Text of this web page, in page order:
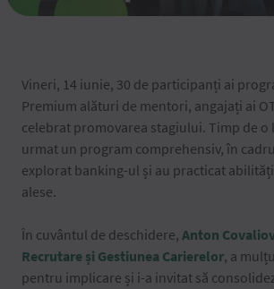
Vineri, 14 iunie, 30 de participanți ai
Premium alături de mentori, angajați ai
celebrat promovarea stagiului. Timp de o
urmat un program comprehensiv, în
explorat banking-ul și au practicat
alese.
În cuvântul de deschidere, Anton
Recrutare și Gestiunea Carierelor, a
pentru implicare și i-a invitat să